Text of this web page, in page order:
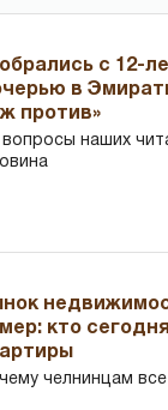
с 12-
в
против»
вопросы наших
кто
челнинцам